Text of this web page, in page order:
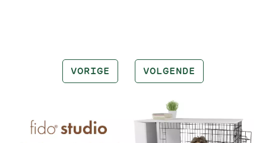
VORIGE VOLGENDE